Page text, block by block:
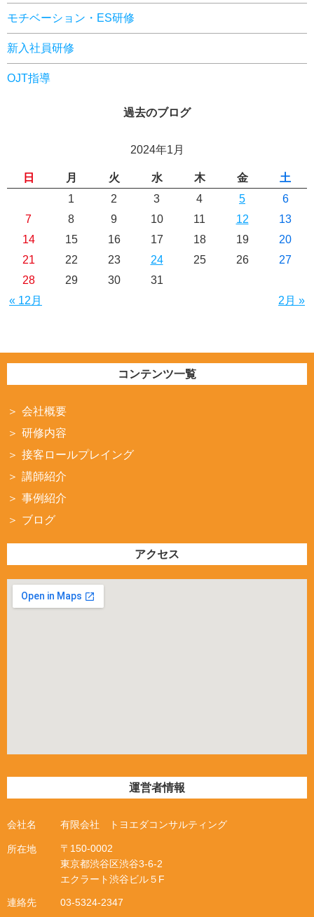
モチベーション・ES研修
新入社員研修
OJT指導
過去のブログ
2024年1月
日 月 火 水 木 金 土
« 12月 2月 »
1 2 3 4 5
6
7
8 9 10 11 12
13
14
15 16 17 18 19
20
21
22 23 24 25 26
27
28
29 30 31
コンテンツ一覧
会社概要
研修内容
接客ロールプレイング
講師紹介
事例紹介
ブログ
アクセス
運営者情報
会社名 有限会社 トヨエダコンサルティング
所在地 〒 150-0002
東京都渋谷区渋谷3‐6‐2
エクラート渋谷ビル５ F
連絡先 03-5324-2347